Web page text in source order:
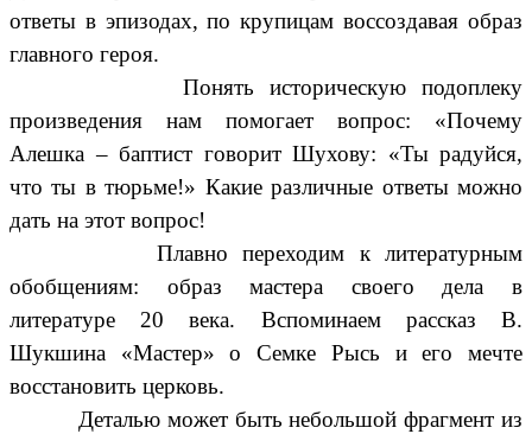
ответы в эпизодах, по крупицам воссоздавая образ
главного героя.
Понять историческую подоплеку
произведения нам помогает вопрос: «Почему
Алешка – баптист говорит Шухову: «Ты радуйся,
что ты в тюрьме!» Какие различные ответы можно
дать на этот вопрос!
Плавно переходим к литературным
обобщениям: образ мастера своего дела в
литературе 20 века. Вспоминаем рассказ В.
Шукшина «Мастер» о Семке Рысь и его мечте
восстановить церковь.
Деталью может быть небольшой фрагмент из